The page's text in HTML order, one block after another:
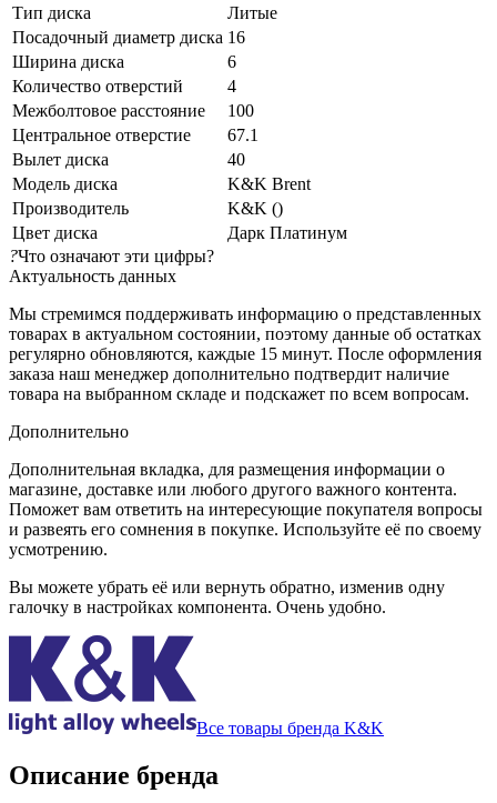
Тип диска
Литые
Посадочный диаметр диска 16
Ширина диска
6
Количество отверстий
4
Межболтовое расстояние
100
Центральное отверстие
67.1
Вылет диска
40
Модель диска
K&K Brent
Производитель
K&K ()
Цвет диска
Дарк Платинум
?Что означают эти цифры?
Актуальность данных
Мы стремимся поддерживать информацию о представленных
товарах в актуальном состоянии, поэтому данные об остатках
регулярно обновляются, каждые 15 минут. После оформления
заказа наш менеджер дополнительно подтвердит наличие
товара на выбранном складе и подскажет по всем вопросам.
Дополнительно
Дополнительная вкладка, для размещения информации о
магазине, доставке или любого другого важного контента.
Поможет вам ответить на интересующие покупателя вопросы
и развеять его сомнения в покупке. Используйте её по своему
усмотрению.
Вы можете убрать её или вернуть обратно, изменив одну
галочку в настройках компонента. Очень удобно.
Все товары бренда K&K
Описание бренда